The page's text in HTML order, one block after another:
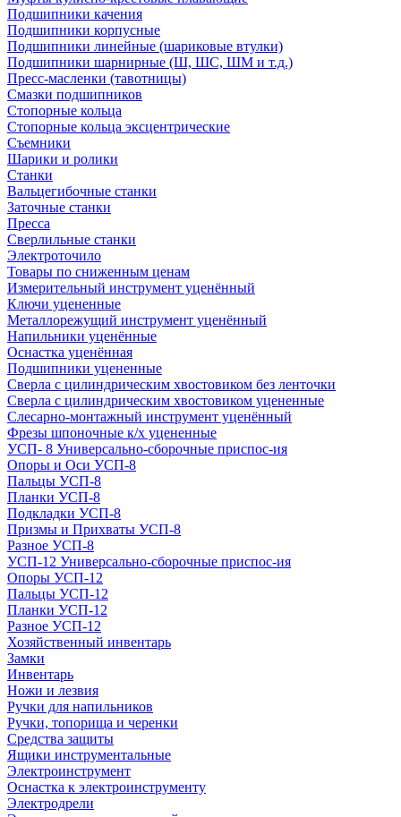
Подшипники качения
Подшипники корпусные
Подшипники линейные (шариковые втулки)
Подшипники шарнирные (Ш, ШС, ШМ и т.д.)
Пресс-масленки (тавотницы)
Смазки подшипников
Стопорные кольца
Стопорные кольца эксцентрические
Съемники
Шарики и ролики
Станки
Вальцегибочные станки
Заточные станки
Пресса
Сверлильные станки
Электроточило
Товары по сниженным ценам
Измерительный инструмент уценённый
Ключи уцененные
Металлорежущий инструмент уценённый
Напильники уценённые
Оснастка уценённая
Подшипники уцененные
Сверла с цилиндрическим хвостовиком без ленточки
Сверла с цилиндрическим хвостовиком уцененные
Слесарно-монтажный инструмент уценённый
Фрезы шпоночные к/х уцененные
УСП- 8 Универсально-сборочные приспос-ия
Опоры и Оси УСП-8
Пальцы УСП-8
Планки УСП-8
Подкладки УСП-8
Призмы и Прихваты УСП-8
Разное УСП-8
УСП-12 Универсально-сборочные приспос-ия
Опоры УСП-12
Пальцы УСП-12
Планки УСП-12
Разное УСП-12
Хозяйственный инвентарь
Замки
Инвентарь
Ножи и лезвия
Ручки для напильников
Ручки, топорища и черенки
Средства защиты
Ящики инструментальные
Электроинструмент
Оснастка к электроинструменту
Электродрели